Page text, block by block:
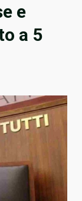
e
a 5